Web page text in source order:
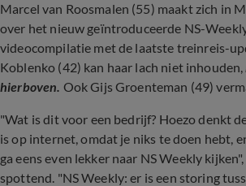
Marcel van Roosmalen (55) maakt zich in
over het nieuw geïntroduceerde NS-
videocompilatie met de laatste treinreis-
Koblenko (42) kan haar lach niet inhouden,
hierboven. Ook Gijs Groenteman (49)
"Wat is dit voor een bedrijf? Hoezo denkt
is op internet, omdat je niks te doen hebt,
ga eens even lekker naar NS Weekly
spottend. "NS Weekly: er is een storing